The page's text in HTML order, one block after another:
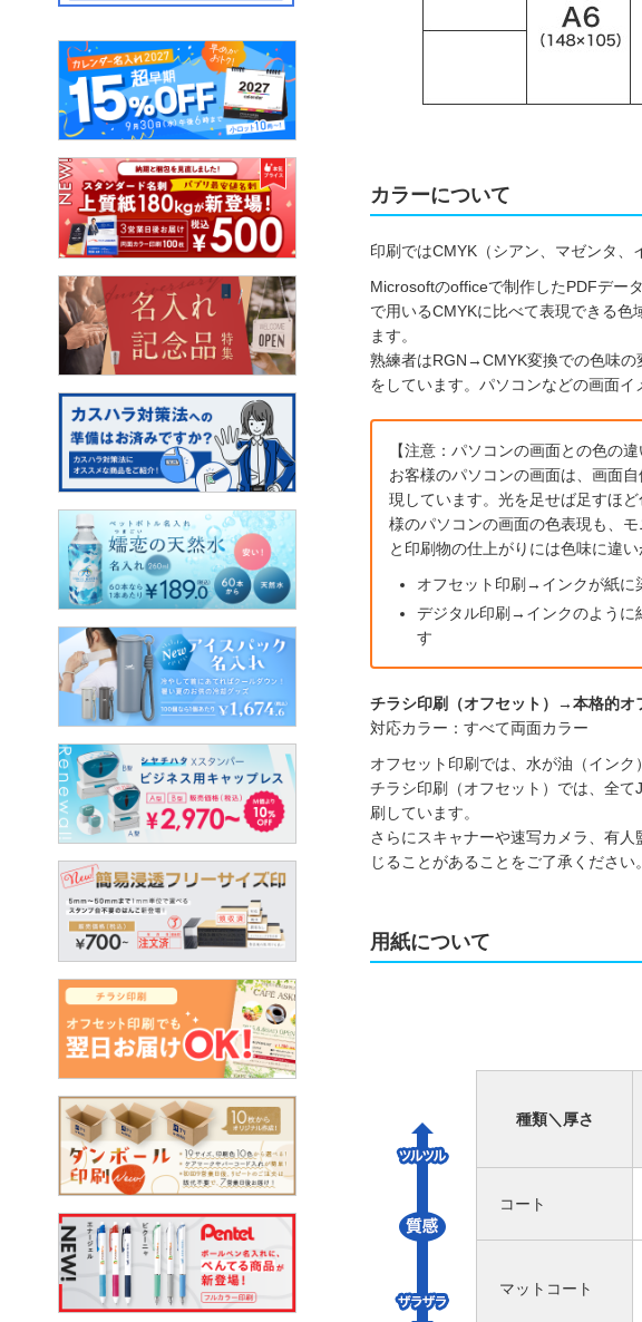
カラーについて
印刷ではCMYK（シアン、マゼンタ、
Microsoftのofficeで制作したPDFデー
で用いるCMYKに比べて表現できる
ます。
熟練者はRGN→CMYK変換での色味の
をしています。パソコンなどの画面
【注意：パソコンの画面との色の違
お客様のパソコンの画面は、画面
現しています。光を足せば足すほ
様のパソコンの画面の色表現も、
と印刷物の仕上がりには色味に違い
オフセット印刷→インクが紙に
デジタル印刷→インクのように
す
チラシ印刷（オフセット）→本格的オ
対応カラー：すべて両面カラー
オフセット印刷では、水が油（インク
チラシ印刷（オフセット）では、全
刷しています。
さらにスキャナーや速写カメラ、有
じることがあることをご了承ください。
用紙について
種類＼厚さ
コート
マットコート